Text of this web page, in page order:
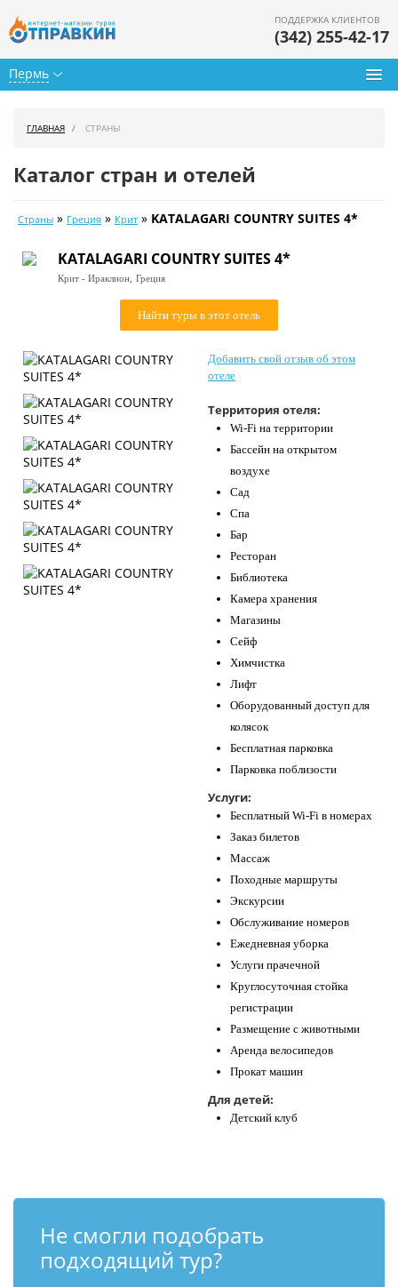
Пермь
ПОДДЕРЖКА КЛИЕНТОВ
(342) 255-42-17
Календарь туров
Цены дня
О нас
Контакты
ГЛАВНАЯ СТРАНЫ
Каталог стран и отелей
Страны » Греция » Крит » KATALAGARI COUNTRY SUITES 4*
KATALAGARI COUNTRY SUITES 4*
Крит - Ираклион, Греция
Найти туры в этот отель
Добавить свой отзыв об этом
отеле
Территория отеля:
Wi-Fi на территории
Бассейн на открытом
воздухе
Сад
Спа
Бар
Ресторан
Библиотека
Камера хранения
Магазины
Сейф
Химчистка
Лифт
Оборудованный доступ для
колясок
Бесплатная парковка
Парковка поблизости
Услуги:
Бесплатный Wi-Fi в номерах
Заказ билетов
Массаж
Походные маршруты
Экскурсии
Обслуживание номеров
Ежедневная уборка
Услуги прачечной
Круглосуточная стойка
регистрации
Размещение с животными
Аренда велосипедов
Прокат машин
Для детей:
Детский клуб
Не смогли подобрать
подходящий тур?